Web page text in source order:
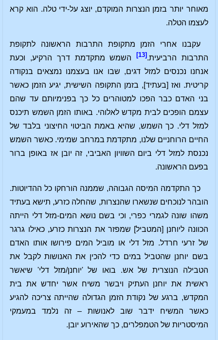
מאוחר יותר בזמן הנצרות המוקדם, יוצג על-ידי טלה. הוא קרא
לעצמו הטלה.
עקבנו אחרי הזמן מתקופת התרבות הראשונה לתקופת
התרבות הרביעית.[13]
השמש מתקדמת דרך הרקיע, וכעת
אנחנו נכנסים למזל דגים, שבו אנו בעצמנו נמצאים בנקודה
קריטית. ואז [בעתיד], בזמן התקופה השישית, יגיע הזמן כאשר
בני האדם כבר הפכו למטוהרים כל כך בפנימיותם עד שהם
עצמם הופכים לבית מקדש לאלוהי. באותו הזמן השמש תיכנס
למזל דלי. כך השמש, שהיא באמת הביטוי החיצוני בלבד של
החיים הרוחניים שלנו, מתקדמת במרחב שמימי. כאשר השמש
נכנסת למזל דלי ביום השוויון האביבי, זה יובן אז באופן ברור
בפעם הראשונה.
כך התקדמה המיסה הגבוהה, שממנה הורחקו כל ההדיוטות.
הובהר לנוכחים שנשארו שהנצרות, שהחלה כזרע, תישא בעתיד
משהו שונה לגמרי כפרי, וכי בשם נושא המים-מזל דלי הייתה
הכוונה ליוחנן [המטביל] שמפזר את הנצרות כזרע, כאילו גרגר
של זרעי חרדל. מזל דלי או מוביל המים פירושו אותו האדם
בשם יוחנן שהטביל במים כדי להכין את האנושות לקבל את
הטבילה הנוצרית של אש. בואו של 'יוחנן/מזל דלי' שיאשר
ראשית את יוחנן העתיק ויבשר משיח אשר יחדש את בית
המקדש, ברגע של נקודת הזמן הגדולה שהייתה צריכה להגיע
כאשר המשיח ידבר שוב לאנושות – זה נלמד במעמקי
המיסטריות של הטמפלרים, כך שהאירוע יובן.